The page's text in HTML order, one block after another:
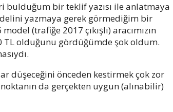
bulduğum bir teklif yazısı ile anlatmaya
yazmaya gerek görmediğim bir
(trafiğe 2017 çıkışlı) aracımızın
TL olduğunu gördüğümde şok oldum.
düşeceğini önceden kestirmek çok zor
da gerçekten uygun (alınabilir)